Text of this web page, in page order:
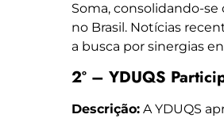
Soma, consolidando-
no Brasil. Notícias
a busca por sinergias
2º – YDUQS
Descrição: A YDUQS